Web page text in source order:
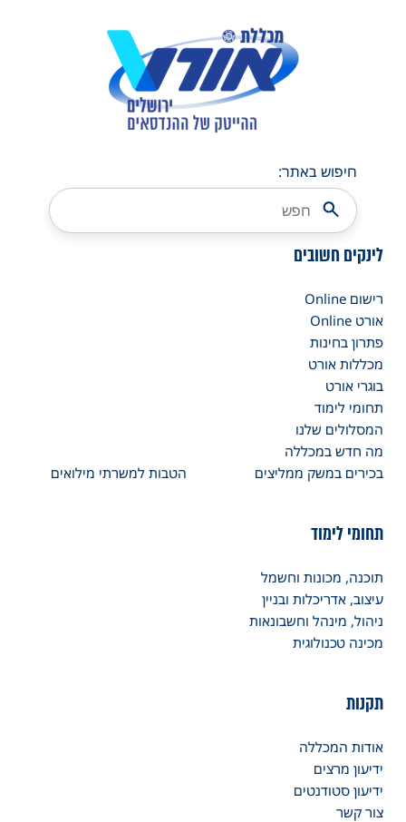
חיפוש באתר:
לינקים חשובים
רישום Online
אורט Online
פתרון בחינות
מכללות אורט
בוגרי אורט
תחומי לימוד
המסלולים שלנו
מה חדש במכללה
בכירים במשק ממליצים
הטבות למשרתי מילואים
תחומי לימוד
תוכנה, מכונות וחשמל
עיצוב, אדריכלות ובניין
ניהול, מינהל וחשבונאות
מכינה טכנולוגית
תקנות
אודות המכללה
ידיעון מרצים
ידיעון סטודנטים
צור קשר